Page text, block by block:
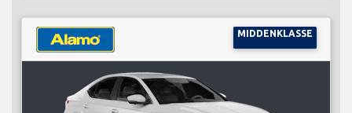
MIDDENKLASSE